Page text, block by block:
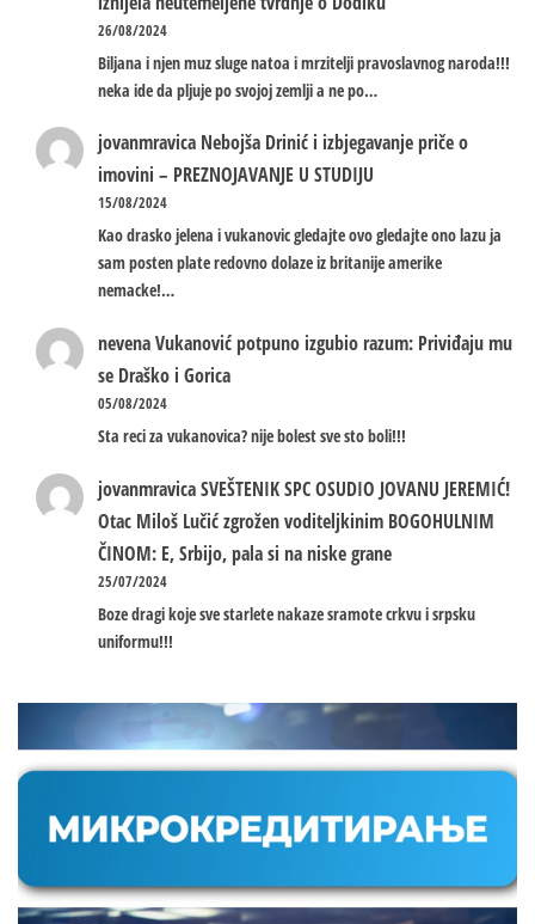
26/08/2024
Biljana i njen muz sluge natoa i mrzitelji pravoslavnog naroda!!!
neka ide da pljuje po svojoj zemlji a ne po…
jovanmravica Nebojša Drinić i izbjegavanje priče o
imovini – PREZNOJAVANJE U STUDIJU
15/08/2024
Kao drasko jelena i vukanovic gledajte ovo gledajte ono lazu ja
sam posten plate redovno dolaze iz britanije amerike
nemacke!…
nevenaVukanović potpuno izgubio razum: Priviđaju mu
se Draško i Gorica
05/08/2024
Sta reci za vukanovica? nije bolest sve sto boli!!!
jovanmravicaSVEŠTENIK SPC OSUDIO JOVANU JEREMIĆ!
Otac Miloš Lučić zgrožen voditeljkinim BOGOHULNIM
ČINOM: E, Srbijo, pala si na niske grane
25/07/2024
Boze dragi koje sve starlete nakaze sramote crkvu i srpsku
uniformu!!!